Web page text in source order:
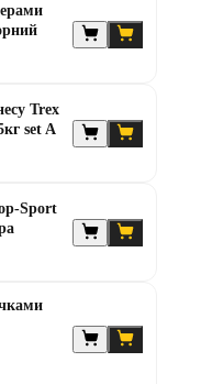
Trex
set A
Sport